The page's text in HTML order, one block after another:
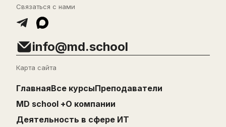
Связаться с нами
info@md.school
Карта сайта
ГлавнаяВсе курсыПреподаватели
MD school +О компании
Деятельность в сфере ИТ